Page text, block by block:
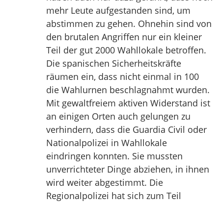
mehr Leute aufgestanden sind, um
abstimmen zu gehen. Ohnehin sind von
den brutalen Angriffen nur ein kleiner
Teil der gut 2000 Wahllokale betroffen.
Die spanischen Sicherheitskräfte
räumen ein, dass nicht einmal in 100
die Wahlurnen beschlagnahmt wurden.
Mit gewaltfreiem aktiven Widerstand ist
an einigen Orten auch gelungen zu
verhindern, dass die Guardia Civil oder
Nationalpolizei in Wahllokale
eindringen konnten. Sie mussten
unverrichteter Dinge abziehen, in ihnen
wird weiter abgestimmt. Die
Regionalpolizei hat sich zum Teil